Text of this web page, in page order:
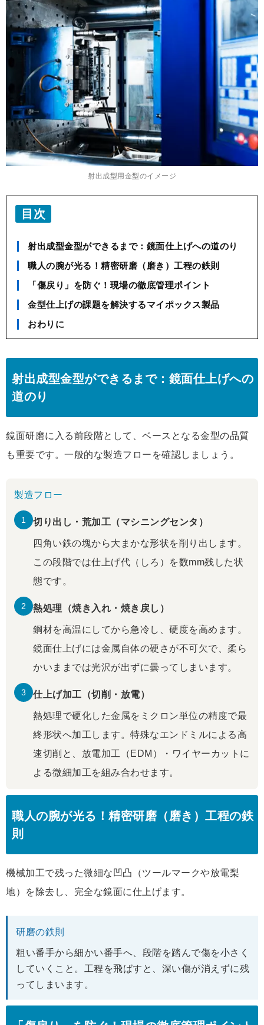
射出成型用金型のイメージ
目次
射出成型金型ができるまで：鏡面仕上げへの道のり
職人の腕が光る！精密研磨（磨き）工程の鉄則
「傷戻り」を防ぐ！現場の徹底管理ポイント
金型仕上げの課題を解決するマイポックス製品
おわりに
射出成型金型ができるまで：鏡面仕上げへの
道のり
鏡面研磨に入る前段階として、ベースとなる金型の品質
も重要です。一般的な製造フローを確認しましょう。
製造フロー
1 切り出し・荒加工（マシニングセンタ）
四角い鉄の塊から大まかな形状を削り出します。
この段階では仕上げ代（しろ）を数mm残した状
態です。
2 熱処理（焼き入れ・焼き戻し）
鋼材を高温にしてから急冷し、硬度を高めます。
鏡面仕上げには金属自体の硬さが不可欠で、柔ら
かいままでは光沢が出ずに曇ってしまいます。
3 仕上げ加工（切削・放電）
熱処理で硬化した金属をミクロン単位の精度で最
終形状へ加工します。特殊なエンドミルによる高
速切削と、放電加工（EDM）・ワイヤーカットに
よる微細加工を組み合わせます。
職人の腕が光る！精密研磨（磨き）工程の鉄
則
機械加工で残った微細な凹凸（ツールマークや放電梨
地）を除去し、完全な鏡面に仕上げます。
研磨の鉄則
粗い番手から細かい番手へ、段階を踏んで傷を小さく
していくこと。工程を飛ばすと、深い傷が消えずに残
ってしまいます。